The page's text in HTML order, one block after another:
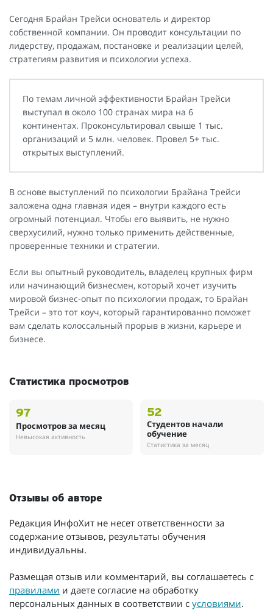
Сегодня Брайан Трейси основатель и директор
собственной компании. Он проводит консультации по
лидерству, продажам, постановке и реализации целей,
стратегиям развития и психологии успеха.
По темам личной эффективности Брайан Трейси
выступал в около 100 странах мира на 6
континентах. Проконсультировал свыше 1 тыс.
организаций и 5 млн. человек. Провел 5+ тыс.
открытых выступлений.
В основе выступлений по психологии Брайана Трейси
заложена одна главная идея – внутри каждого есть
огромный потенциал. Чтобы его выявить, не нужно
сверхусилий, нужно только применить действенные,
проверенные техники и стратегии.
Если вы опытный руководитель, владелец крупных фирм
или начинающий бизнесмен, который хочет изучить
мировой бизнес-опыт по психологии продаж, то Брайан
Трейси – это тот коуч, который гарантированно поможет
вам сделать колоссальный прорыв в жизни, карьере и
бизнесе.
Статистика просмотров
97
Просмотров за месяц
Невысокая активность
52
Студентов начали
обучение
Статистика за месяц
Отзывы об авторе
Редакция ИнфоХит не несет ответственности за
содержание отзывов, результаты обучения
индивидуальны.
Размещая отзыв или комментарий, вы соглашаетесь с
правилами и даете согласие на обработку
персональных данных в соответствии с условиями.